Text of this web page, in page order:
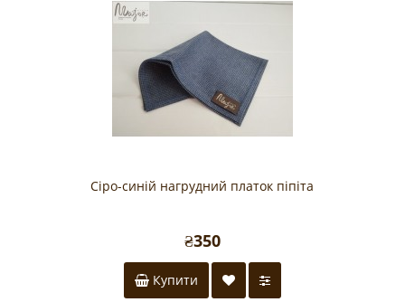
Сіро-синій нагрудний платок піпіта
₴350
Купити